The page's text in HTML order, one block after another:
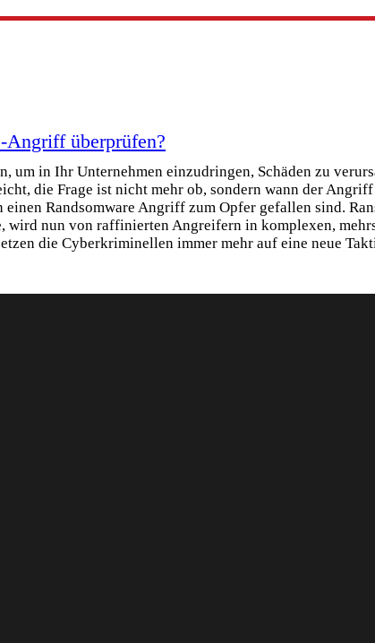
Angriff überprüfen?
in Ihr Unternehmen einzudringen, Schäden zu
die Frage ist nicht mehr ob, sondern wann der
Randsomware Angriff zum Opfer gefallen sind.
wird nun von raffinierten Angreifern in komplexen,
die Cyberkriminellen immer mehr auf eine neue